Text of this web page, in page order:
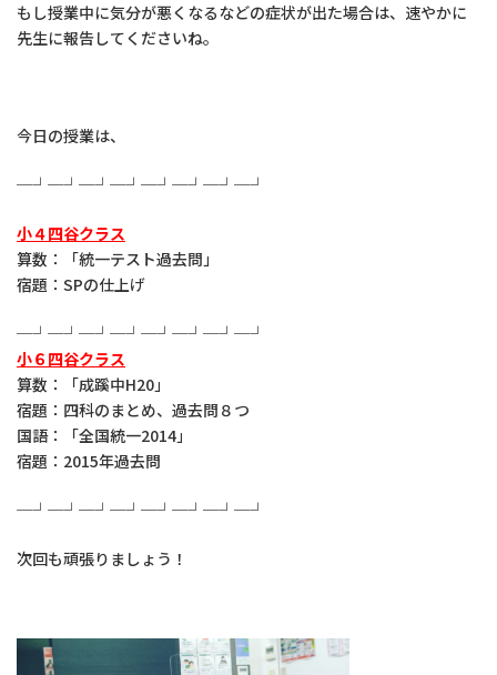
もし授業中に気分が悪くなるなどの症状が出た場合は、速やかに
先生に報告してくださいね。
今日の授業は、
─┘─┘─┘─┘─┘─┘─┘─┘
小４四谷クラス
算数：「統一テスト過去問」
宿題：SPの仕上げ
─┘─┘─┘─┘─┘─┘─┘─┘
小６四谷クラス
算数：「成蹊中H20」
宿題：四科のまとめ、過去問８つ
国語：「全国統一2014」
宿題：2015年過去問
─┘─┘─┘─┘─┘─┘─┘─┘
次回も頑張りましょう！